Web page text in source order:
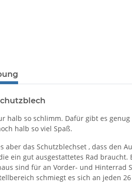
halb so schlimm. Dafür gibt es
halb so viel Spaß.
aber das Schutzblechset , dass den
ein gut ausgestattetes Rad
sind für an Vorder- und Hinterrad
schmiegt es sich an jeden